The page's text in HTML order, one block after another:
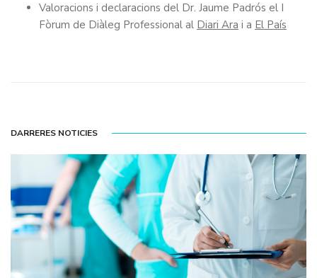
Valoracions i declaracions del Dr. Jaume Padrós el I
Fòrum de Diàleg Professional al Diari Ara i a El País
DARRERES NOTICIES